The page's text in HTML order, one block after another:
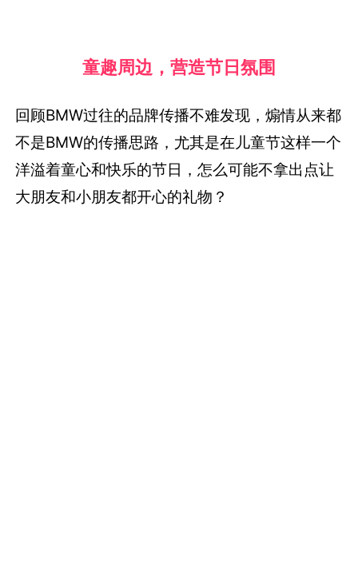
童趣周边，营造节日氛围
回顾BMW过往的品牌传播不难发现，煽情从来都
不是BMW的传播思路，尤其是在儿童节这样一个
洋溢着童心和快乐的节日，怎么可能不拿出点让
大朋友和小朋友都开心的礼物？